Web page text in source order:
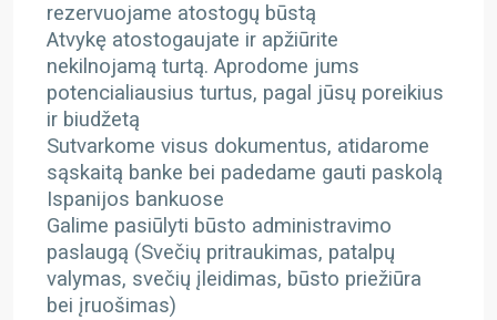
rezervuojame atostogų būstą
Atvykę atostogaujate ir apžiūrite
nekilnojamą turtą. Aprodome jums
potencialiausius turtus, pagal jūsų poreikius
ir biudžetą
Sutvarkome visus dokumentus, atidarome
sąskaitą banke bei padedame gauti paskolą
Ispanijos bankuose
Galime pasiūlyti būsto administravimo
paslaugą (Svečių pritraukimas, patalpų
valymas, svečių įleidimas, būsto priežiūra
bei įruošimas)